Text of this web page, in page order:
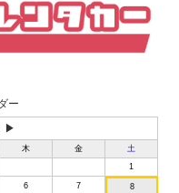
ー
▶
木 金
土
1
6 7 8